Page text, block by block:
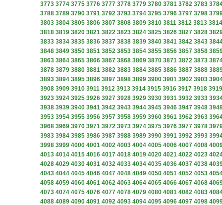
3773 3774 3775 3776 3777 3778 3779 3780 3781 3782 3783
3788 3789 3790 3791 3792 3793 3794 3795 3796 3797 3798
3803 3804 3805 3806 3807 3808 3809 3810 3811 3812 3813 3814
3818 3819 3820 3821 3822 3823 3824 3825 3826 3827 3828
3833 3834 3835 3836 3837 3838 3839 3840 3841 3842 3843
3848 3849 3850 3851 3852 3853 3854 3855 3856 3857 3858
3863 3864 3865 3866 3867 3868 3869 3870 3871 3872 3873
3878 3879 3880 3881 3882 3883 3884 3885 3886 3887 3888
3893 3894 3895 3896 3897 3898 3899 3900 3901 3902 3903
3908 3909 3910 3911 3912 3913 3914 3915 3916 3917 3918 3919
3923 3924 3925 3926 3927 3928 3929 3930 3931 3932 3933
3938 3939 3940 3941 3942 3943 3944 3945 3946 3947 3948
3953 3954 3955 3956 3957 3958 3959 3960 3961 3962 3963
3968 3969 3970 3971 3972 3973 3974 3975 3976 3977 3978
3983 3984 3985 3986 3987 3988 3989 3990 3991 3992 3993
3998 3999 4000 4001 4002 4003 4004 4005 4006 4007 4008
4013 4014 4015 4016 4017 4018 4019 4020 4021 4022 4023
4028 4029 4030 4031 4032 4033 4034 4035 4036 4037 4038
4043 4044 4045 4046 4047 4048 4049 4050 4051 4052 4053
4058 4059 4060 4061 4062 4063 4064 4065 4066 4067 4068
4073 4074 4075 4076 4077 4078 4079 4080 4081 4082 4083
4088 4089 4090 4091 4092 4093 4094 4095 4096 4097 4098